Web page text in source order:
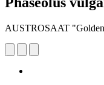
AUSTROSAAT